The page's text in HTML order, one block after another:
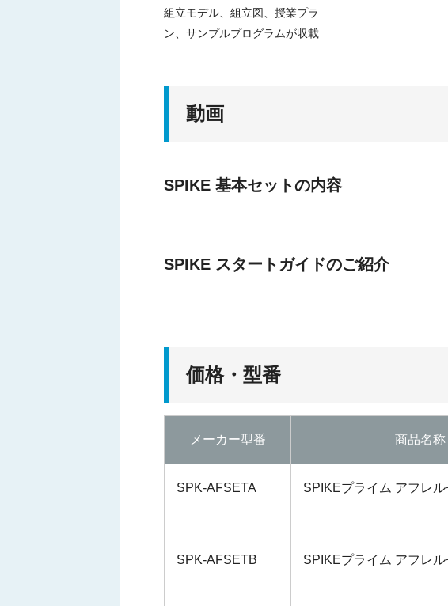
組立モデル、組立図、授業プラ
ン、サンプルプログラムが収載
動画
SPIKE 基本セットの内容
SPIKE スタートガイドのご紹介
価格・型番
メーカー型番 商品名称
SPK-AFSETA SPIKEプライム アフレ
SPK-AFSETB SPIKEプライム アフレ